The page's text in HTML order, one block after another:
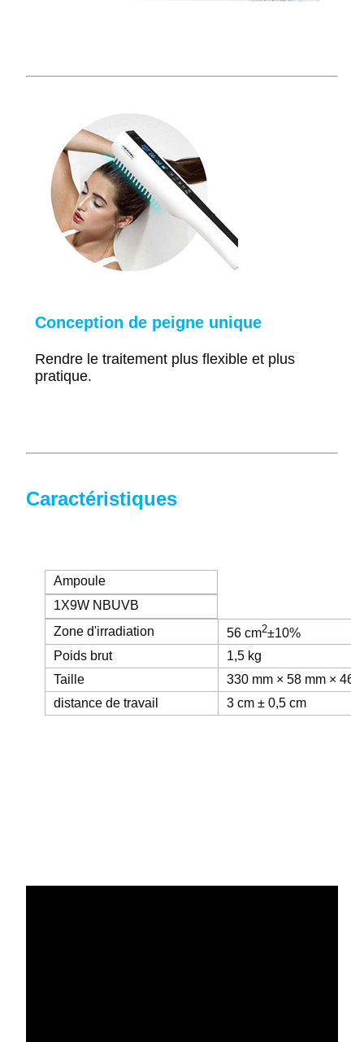
Conception de peigne unique
Rendre le traitement plus flexible et plus
pratique.
Caractéristiques
Ampoule
1X9W NBUVB
Zone d'irradiation
56 cm2±10%
Poids brut
1,5 kg
Taille
330 mm × 58 mm ×
distance de travail
3 cm ± 0,5 cm